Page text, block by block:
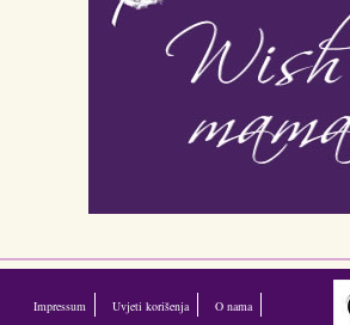
Impressum Uvjeti korišenja O nama